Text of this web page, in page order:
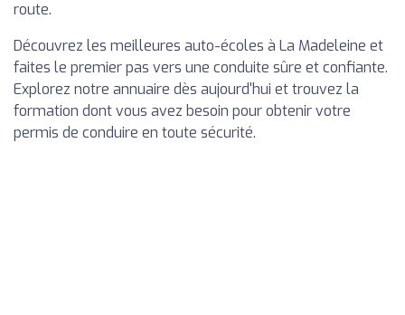
route.
Découvrez les meilleures auto-écoles à La Madeleine et
faites le premier pas vers une conduite sûre et confiante.
Explorez notre annuaire dès aujourd'hui et trouvez la
formation dont vous avez besoin pour obtenir votre
permis de conduire en toute sécurité.